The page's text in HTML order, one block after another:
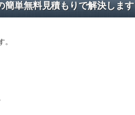
簡単無料見積もりで解決します
。